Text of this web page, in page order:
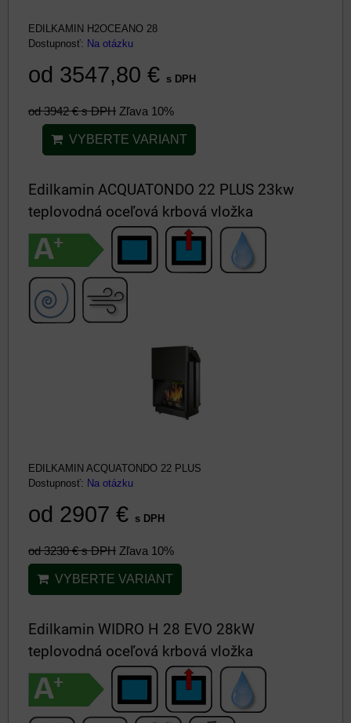
EDILKAMIN H2OCEANO 28
Dostupnosť: Na otázku
od 3547,80 € s DPH
od 3942 €s DPH Zľava 10%
VYBERTE VARIANT
Edilkamin ACQUATONDO 22 PLUS 23kw
teplovodná oceľová krbová vložka
EDILKAMIN ACQUATONDO 22 PLUS
Dostupnosť: Na otázku
od 2907 € s DPH
od 3230 €s DPH Zľava 10%
VYBERTE VARIANT
Edilkamin WIDRO H 28 EVO 28kW
teplovodná oceľová krbová vložka